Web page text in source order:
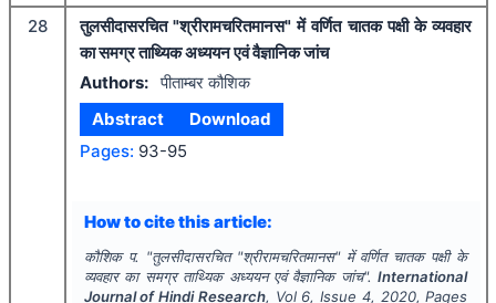
28
तुलसीदासरचित "श्रीरामचरितमानस" में वर्णित चातक पक्षी के व्यवहार
का समग्र ताथ्यिक अध्ययन एवं वैज्ञानिक जांच
Authors: पीताम्बर कौशिक
Abstract
Download
Pages: 93-95
How to cite this article:
कौशिक प. "तुलसीदासरचित "श्रीरामचरितमानस" में वर्णित चातक पक्षी के
व्यवहार का समग्र ताथ्यिक अध्ययन एवं वैज्ञानिक जांच".International
Journal of Hindi Research, Vol 6, Issue 4, 2020, Pages